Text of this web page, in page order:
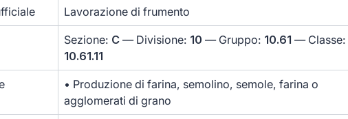
Lavorazione di frumento
Sezione: C — Divisione: 10 — Gruppo: 10.61 — Classe:
10.61.11
• Produzione di farina, semolino, semole, farina o
agglomerati di grano